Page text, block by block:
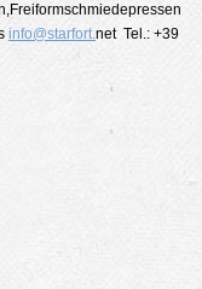
info@starfort.net Tel.: +39